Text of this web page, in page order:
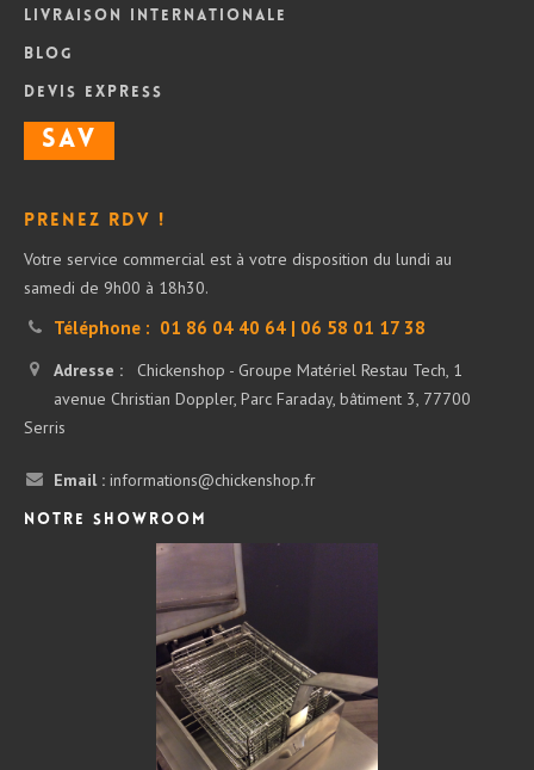
Livraison internationale
Blog
DEVIS Express
SAV
Prenez RDV !
Votre service commercial est à votre disposition du lundi au
samedi de 9h00 à 18h30.
Téléphone : 01 86 04 40 64 | 06 58 01 17 38
Adresse : Chickenshop - Groupe Matériel Restau Tech, 1
avenue Christian Doppler, Parc Faraday, bâtiment 3, 77700
Serris
Email : informations@chickenshop.fr
Notre showroom